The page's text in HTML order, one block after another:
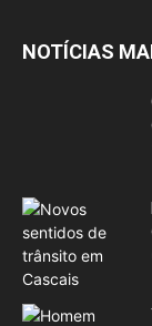
NOTÍCIAS